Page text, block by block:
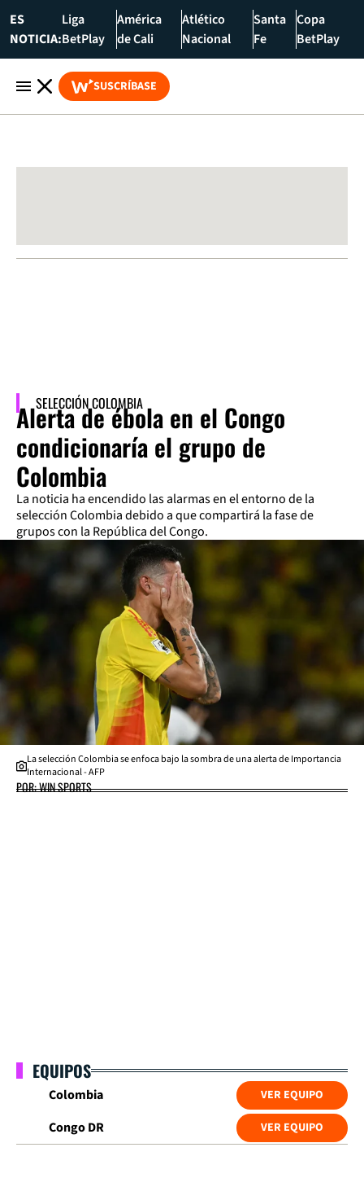
ES
NOTICIA:
Liga
BetPlay
América
de Cali
Atlético
Nacional
Santa
Fe
Copa
BetPlay
SUSCRÍBASE
SELECCIÓN COLOMBIA
Alerta de ébola en el Congo
condicionaría el grupo de
Colombia
La noticia ha encendido las alarmas en el entorno de la
selección Colombia debido a que compartirá la fase de
grupos con la República del Congo.
La selección Colombia se enfoca bajo la sombra de una alerta de Importancia
Internacional - AFP
POR: WIN SPORTS
EQUIPOS
Colombia VER EQUIPO
Congo DR VER EQUIPO